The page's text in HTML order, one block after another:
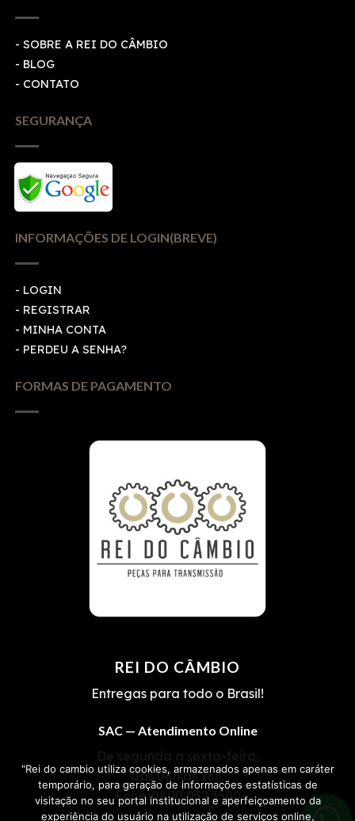
- SOBRE A REI DO CÂMBIO
- BLOG
- CONTATO
SEGURANÇA
INFORMAÇÕES DE LOGIN(BREVE)
- LOGIN
- REGISTRAR
- MINHA CONTA
- PERDEU A SENHA?
FORMAS DE PAGAMENTO
REI DO CÂMBIO
Entregas para todo o Brasil!
SAC — Atendimento Online
De segunda a sexta-feira,
das 08h às 18h.
Fone:0800 052 3500
"Rei do cambio utiliza cookies, armazenados apenas em caráter
temporário, para geração de informações estatísticas de
visitação no seu portal institucional e aperfeiçoamento da
experiência do usuário na utilização de serviços online,